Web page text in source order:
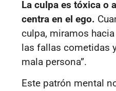
La culpa es tóxica o
centra en el ego.
culpa, miramos
las fallas cometidas
mala persona”.
Este patrón mental